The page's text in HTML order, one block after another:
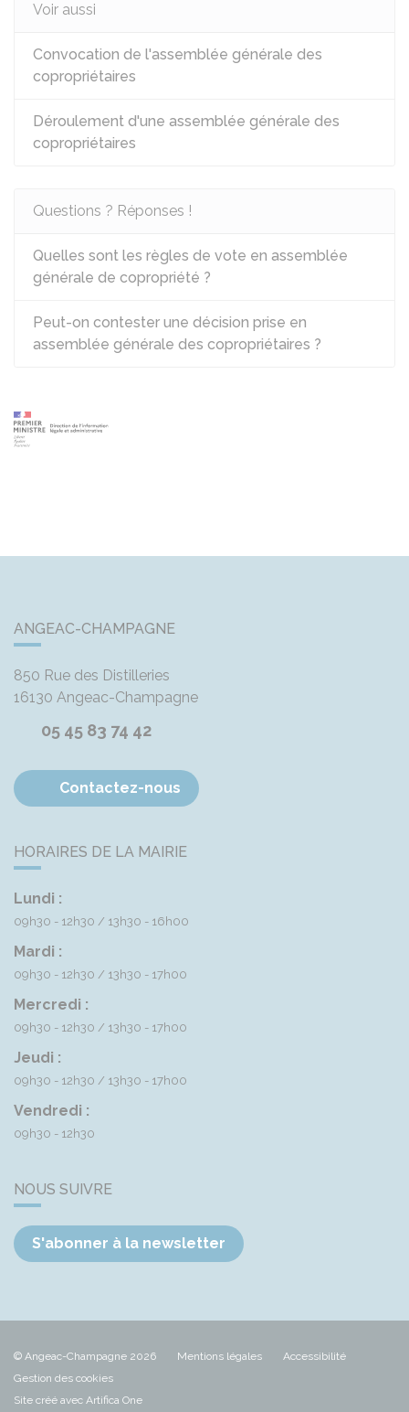
Voir aussi
Convocation de l'assemblée générale des
copropriétaires
Déroulement d'une assemblée générale des
copropriétaires
Questions ? Réponses !
Quelles sont les règles de vote en assemblée
générale de copropriété ?
Peut-on contester une décision prise en
assemblée générale des copropriétaires ?
ANGEAC-CHAMPAGNE
850 Rue des Distilleries
16130 Angeac-Champagne
05 45 83 74 42
Contactez-nous
HORAIRES DE LA MAIRIE
Lundi :
09h30 - 12h30 13h30 - 16h00
Mardi :
09h30 - 12h30 13h30 - 17h00
Mercredi :
09h30 - 12h30 13h30 - 17h00
Jeudi :
09h30 - 12h30 13h30 - 17h00
Vendredi :
09h30 - 12h30
NOUS SUIVRE
S'abonner à la newsletter
© Angeac-Champagne 2026 Mentions légales
Accessibilité
Gestion des cookies
Site créé avec Artifica One